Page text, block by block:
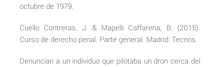
octubre de 1979.
Cuello Contreras, J. & Mapelli Caffarena, B. (2015).
Curso de derecho penal. Parte general. Madrid: Tecnos.
Denuncian a un individuo que pilotaba un dron cerca del